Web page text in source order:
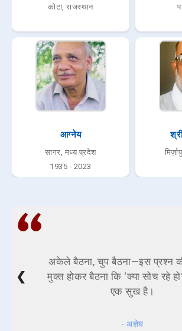
कोटा, राजस्थान
आग्नेय
सागर, मध्य प्रदेश
1935 - 2023
अकेले बैठना, चुप बैठना—इस प्रश्न
मुक्त होकर बैठना कि ‘क्या सोच रहे
एक सुख है।
- अज्ञेय
❮